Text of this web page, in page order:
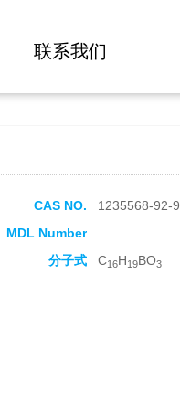
联系我们
CAS NO.
1235568-92-9
MDL Number
分子式 C16H19BO3